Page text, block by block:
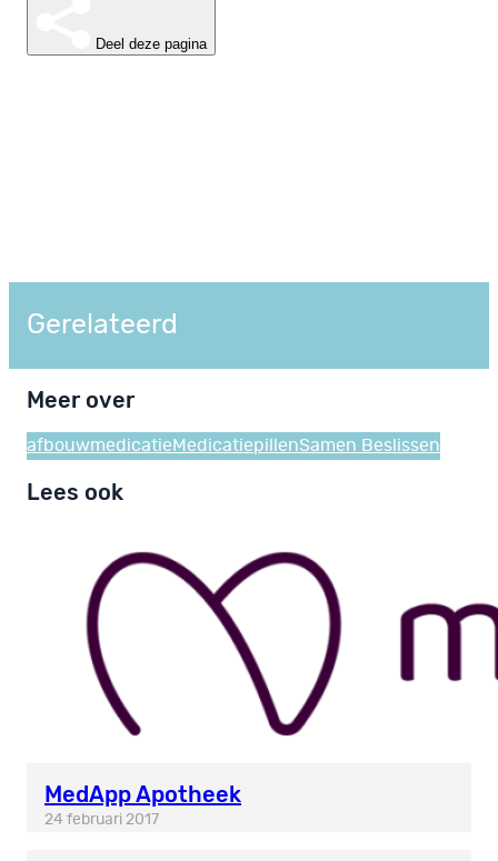
Deel deze pagina
Gerelateerd
Meer over
afbouwmedicatie MedicatiepillenSamen Beslissen
Lees ook
MedApp Apotheek
24 februari 2017